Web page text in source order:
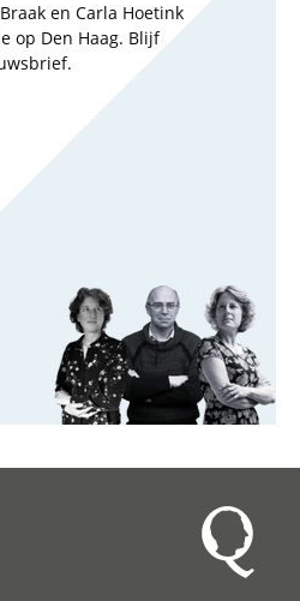
en Carla Hoetink
op Den Haag. Blijf